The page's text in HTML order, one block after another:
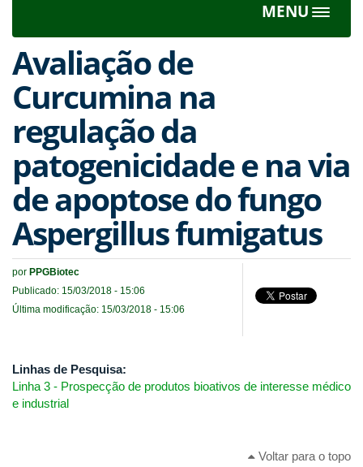
MENU
Toggle
Avaliação de
Curcumina na
regulação da
patogenicidade e na via
de apoptose do fungo
Aspergillus fumigatus
por PPGBiotec
Publicado: 15/03/2018 - 15:06
Última modificação: 15/03/2018 - 15:06
Linhas de Pesquisa:
Linha 3 - Prospecção de produtos bioativos de interesse médico
e industrial
Voltar para o topo